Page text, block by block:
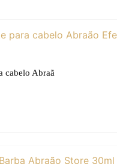
cabelo Abraã